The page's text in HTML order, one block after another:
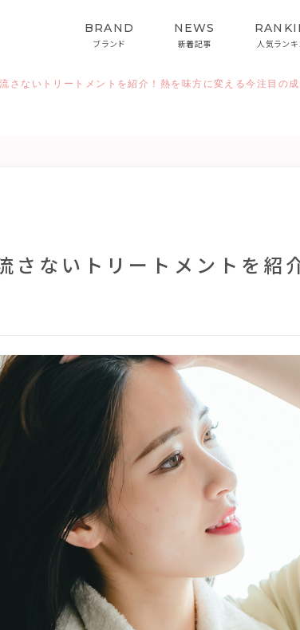
BRAND
ブランド
NEWS
新着記事 人気ラン
さないトリートメントを紹介！熱を味方に変える今注目の成
さないトリートメントを紹